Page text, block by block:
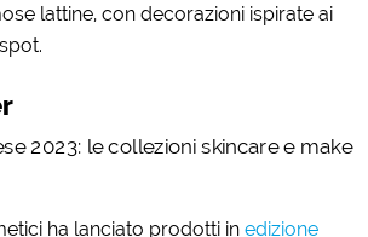
lattine, con decorazioni ispirate ai
ha lanciato prodotti inedizione